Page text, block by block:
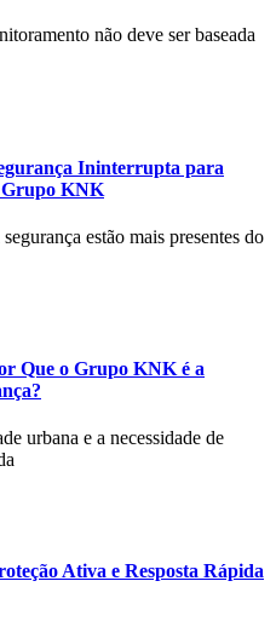
não deve ser baseada
Ininterrupta para
Grupo KNK
estão mais presentes do
Que o Grupo KNK é a
urbana e a necessidade de
Ativa e Resposta Rápida